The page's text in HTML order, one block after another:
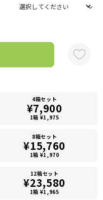
4箱セット
¥7,900
1箱 ¥1,975
8箱セット
¥15,760
1箱 ¥1,970
12箱セット
¥23,580
1箱 ¥1,965